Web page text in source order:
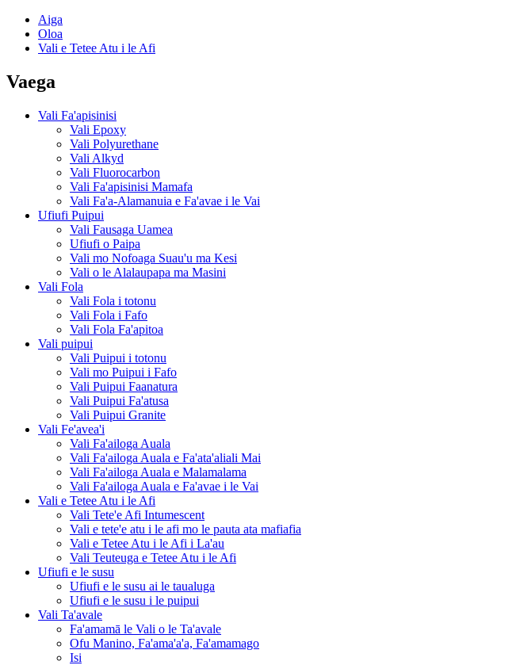
Aiga
Oloa
Vali e Tetee Atu i le Afi
Vaega
Vali Fa'apisinisi
Vali Epoxy
Vali Polyurethane
Vali Alkyd
Vali Fluorocarbon
Vali Fa'apisinisi Mamafa
Vali Fa'a-Alamanuia e Fa'avae i le Vai
Ufiufi Puipui
Vali Fausaga Uamea
Ufiufi o Paipa
Vali mo Nofoaga Suau'u ma Kesi
Vali o le Alalaupapa ma Masini
Vali Fola
Vali Fola i totonu
Vali Fola i Fafo
Vali Fola Fa'apitoa
Vali puipui
Vali Puipui i totonu
Vali mo Puipui i Fafo
Vali Puipui Faanatura
Vali Puipui Fa'atusa
Vali Puipui Granite
Vali Fe'avea'i
Vali Fa'ailoga Auala
Vali Fa'ailoga Auala e Fa'ata'aliali Mai
Vali Fa'ailoga Auala e Malamalama
Vali Fa'ailoga Auala e Fa'avae i le Vai
Vali e Tetee Atu i le Afi
Vali Tete'e Afi Intumescent
Vali e tete'e atu i le afi mo le pauta ata mafiafia
Vali e Tetee Atu i le Afi i La'au
Vali Teuteuga e Tetee Atu i le Afi
Ufiufi e le susu
Ufiufi e le susu ai le taualuga
Ufiufi e le susu i le puipui
Vali Ta'avale
Fa'amamā le Vali o le Ta'avale
Ofu Manino, Fa'ama'a'a, Fa'amamago
Isi